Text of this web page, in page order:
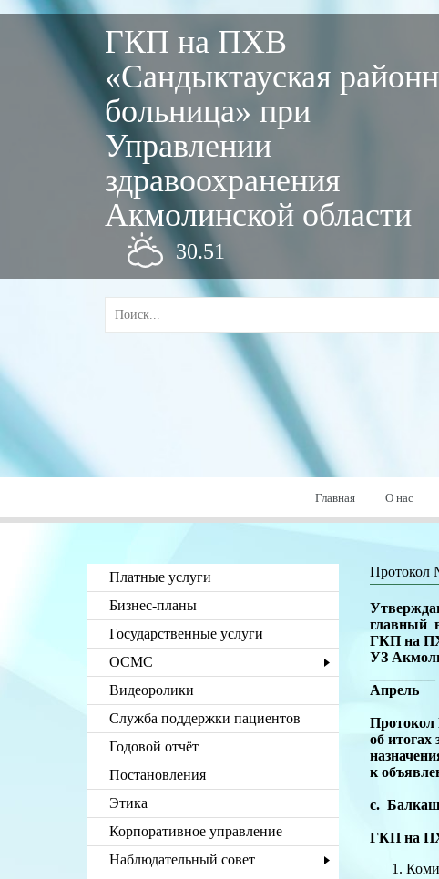
ГКП на ПХВ
«Сандыктауская
больница» при
Управлении
здравоохранения
Акмолинской области
30.51
Главная О нас
Платные услуги
Бизнес-планы
Государственные услуги
ОСМС
Видеоролики
Служба поддержки пациентов
Годовой отчёт
Постановления
Этика
Корпоративное управление
Наблюдательный совет
Протокол
главный
ГКП на
УЗ
Апрель
об итогах
к
с.
ГКП на